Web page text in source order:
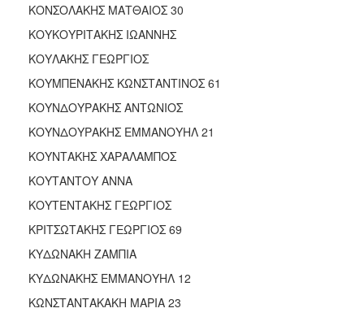
ΚΟΝΣΟΛΑΚΗΣ ΜΑΤΘΑΙΟΣ 30
ΚΟΥΚΟΥΡΙΤΑΚΗΣ ΙΩΑΝΝΗΣ
ΚΟΥΛΑΚΗΣ ΓΕΩΡΓΙΟΣ
ΚΟΥΜΠΕΝΑΚΗΣ ΚΩΝΣΤΑΝΤΙΝΟΣ 61
ΚΟΥΝΔΟΥΡΑΚΗΣ ΑΝΤΩΝΙΟΣ
ΚΟΥΝΔΟΥΡΑΚΗΣ ΕΜΜΑΝΟΥΗΛ 21
ΚΟΥΝΤΑΚΗΣ ΧΑΡΑΛΑΜΠΟΣ
ΚΟΥΤΑΝΤΟΥ ΑΝΝΑ
ΚΟΥΤΕΝΤΑΚΗΣ ΓΕΩΡΓΙΟΣ
ΚΡΙΤΣΩΤΑΚΗΣ ΓΕΩΡΓΙΟΣ 69
ΚΥΔΩΝΑΚΗ ΖΑΜΠΙΑ
ΚΥΔΩΝΑΚΗΣ ΕΜΜΑΝΟΥΗΛ 12
ΚΩΝΣΤΑΝΤΑΚΑΚΗ ΜΑΡΙΑ 23